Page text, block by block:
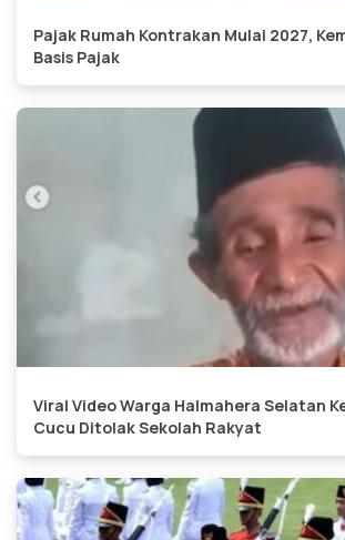
Pajak Rumah Kontrakan Mulai 2027,
Basis Pajak
Viral Video Warga Halmahera Selatan
Cucu Ditolak Sekolah Rakyat